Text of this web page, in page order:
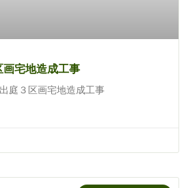
画宅地造成工事
庭３区画宅地造成工事